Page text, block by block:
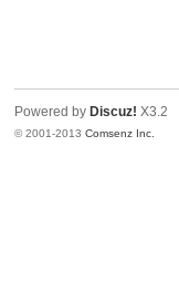
Powered by Discuz! X3.2
© 2001-2013Comsenz Inc.